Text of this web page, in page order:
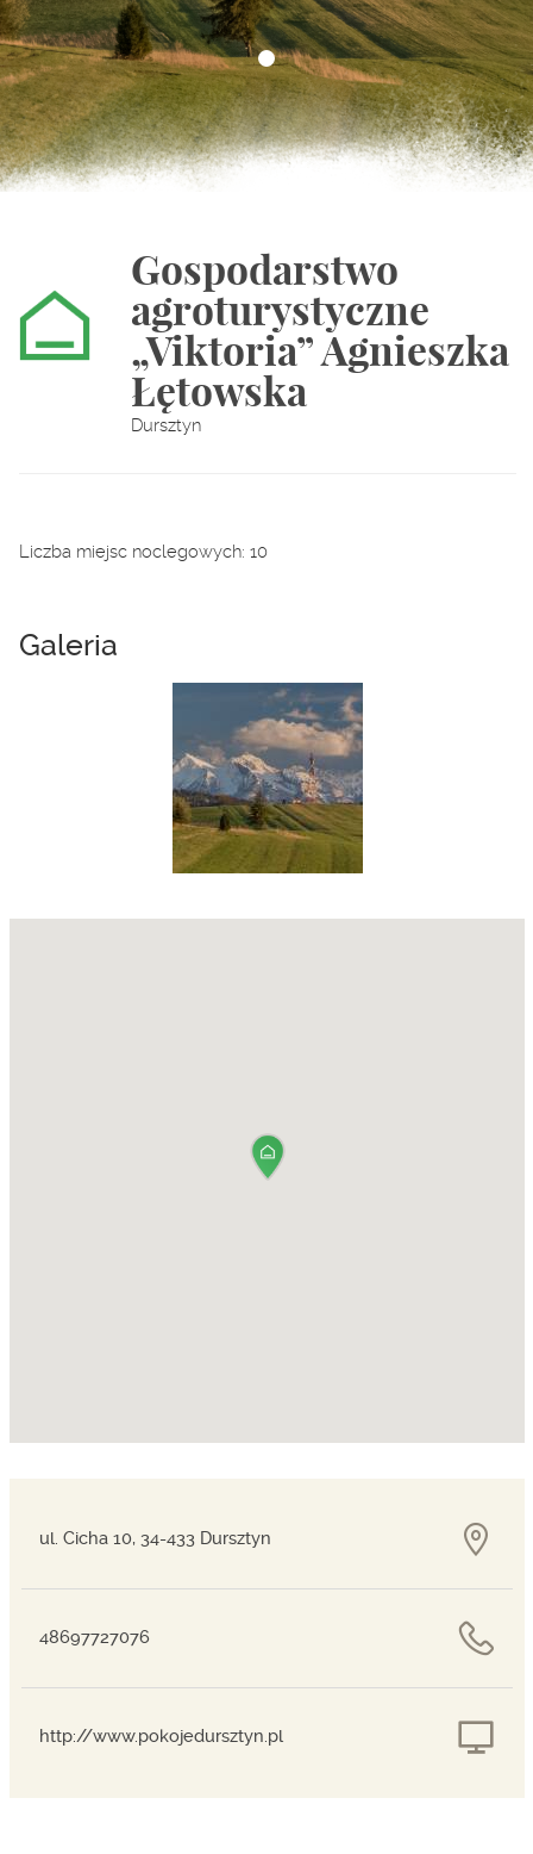
Gospodarstwo
agroturystyczne
„Viktoria” Agnieszka
Łętowska
Dursztyn
Liczba miejsc noclegowych: 10
Galeria
ul. Cicha 10, 34-433 Dursztyn
48697727076
http://www.pokojedursztyn.pl